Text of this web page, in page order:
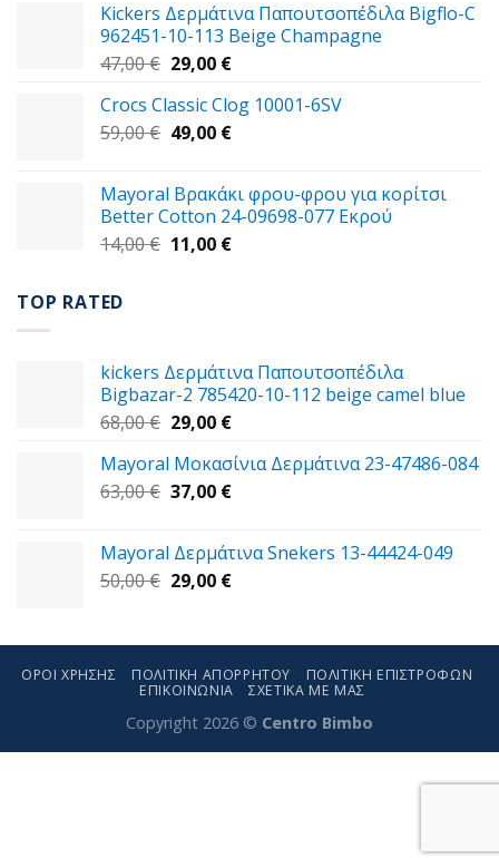
39,00 €.είναι:
30,00 €.
Kickers Δερμάτινα Παπουτσοπέδιλα Bigflo-C
962451-10-113 Beige Champagne
47,00€ Original
was:
47,00 €.
29,00 €Η
τιμή
είναι:
Crocs Classic Clog 10001-6SV
59,00€ Original
59,00 €.
49,00 €Η
είναι:
49,00 €.
Mayoral Βρακάκι φρου-φρου για κορίτσι
Better Cotton 24-09698-077 Εκρού
14,00€ Original
11,00 €Η
TOP RATED
kickers Δερμάτινα Παπουτσοπέδιλα
Bigbazar-2 785420-10-112 beige camel blue
68,00€ Original
was:
68,00 €.
29,00 €Η
τιμή
είναι:
Mayoral Μοκασίνια Δερμάτινα 23-47486-084
63,00€ Original
63,00 €.
37,00 €Η
είναι:
37,00 €.
Mayoral Δερμάτινα Snekers 13-44424-049
50,00€ Original
50,00 €.
29,00 €Η
είναι:
29,00 €.
ΌΡΟΙ ΧΡΉΣΗΣ ΠΟΛΙΤΙΚΉ ΑΠΟΡΡΉΤΟΥ
ΠΟΛΙΤΙΚΉ ΕΠΙΣΤΡΟΦΏΝ
ΕΠΙΚΟΙΝΩΝΊΑ
ΣΧΕΤΙΚΑ ΜΕ ΜΑΣ
Copyright 2026 © Centro Bimbo